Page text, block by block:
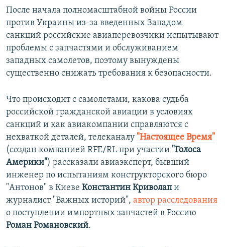
После начала полномасштабной войны России
против Украины из-за введенных Западом
санкций российские авиаперевозчики испытывают
проблемы с запчастями и обслуживанием
западных самолетов, поэтому вынуждены
существенно снижать требования к безопасности.
Что происходит с самолетами, какова судьба
российской гражданской авиации в условиях
санкций и как авиакомпании справляются с
нехваткой деталей, телеканалу "Настоящее Время"
(создан компанией RFE/RL при участии "Голоса
Америки") рассказали авиаэксперт, бывший
инженер по испытаниям конструкторского бюро
"Антонов" в Киеве Константин Криволапи
журналист "Важных историй", автор расследования
о поступлении импортных запчастей в Россию
Роман Романовский.